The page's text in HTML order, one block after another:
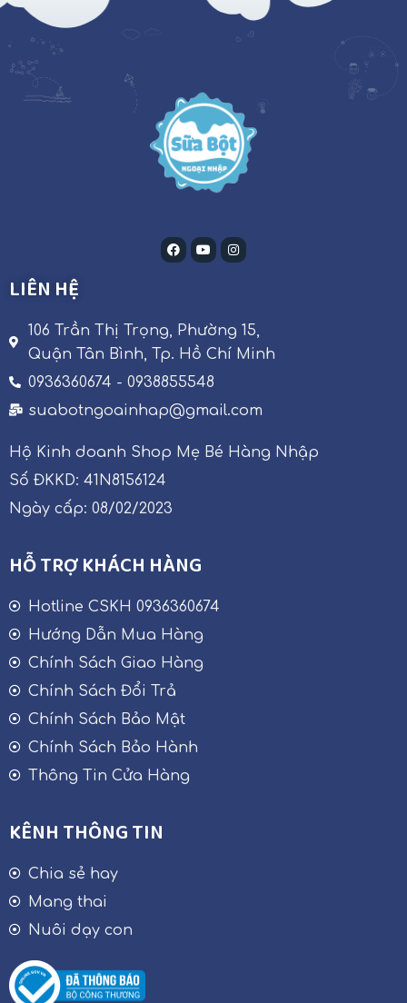
LIÊN HỆ
106 Trần Thị Trọng, Phường 15,
Quận Tân Bình, Tp. Hồ Chí Minh
0936360674 - 0938855548
suabotngoainhap@gmail.com
Hộ Kinh doanh Shop Mẹ Bé Hàng Nhập
Số ĐKKD: 41N8156124
Ngày cấp: 08/02/2023
HỖ TRỢ KHÁCH HÀNG
Hotline CSKH 0936360674
Hướng Dẫn Mua Hàng
Chính Sách Giao Hàng
Chính Sách Đổi Trả
Chính Sách Bảo Mật
Chính Sách Bảo Hành
Thông Tin Cửa Hàng
KÊNH THÔNG TIN
Chia sẻ hay
Mang thai
Nuôi dạy con